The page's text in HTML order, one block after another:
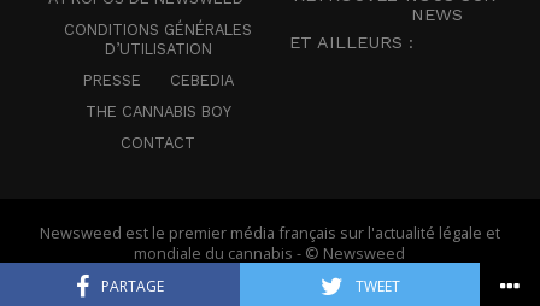
PARTAGE TWEET
CONDITIONS GÉNÉRALES
D’UTILISATION
PRESSE
CEBEDIA
THE CANNABIS BOY
CONTACT
NEWS
ET AILLEURS :
Newsweed est le premier média français sur l'actualité légale et
mondiale du cannabis - © Newsweed
Français